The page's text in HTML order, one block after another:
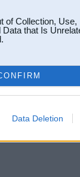
of Collection,
that Is
Data Deletion